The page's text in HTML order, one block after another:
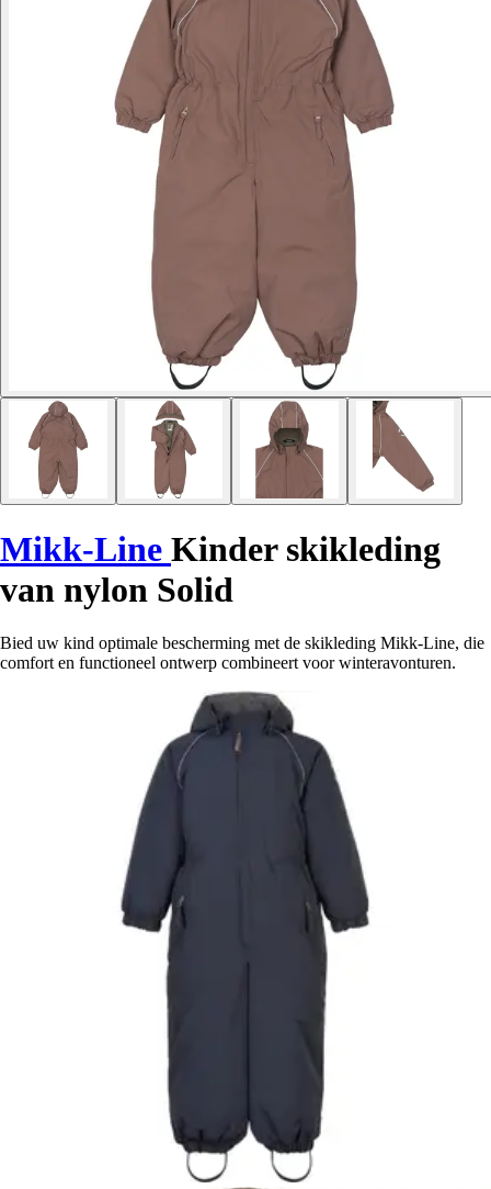
Mikk-Line Kinder skikleding
van nylon Solid
Bied uw kind optimale bescherming met de skikleding Mikk-Line, die
comfort en functioneel ontwerp combineert voor winteravonturen.